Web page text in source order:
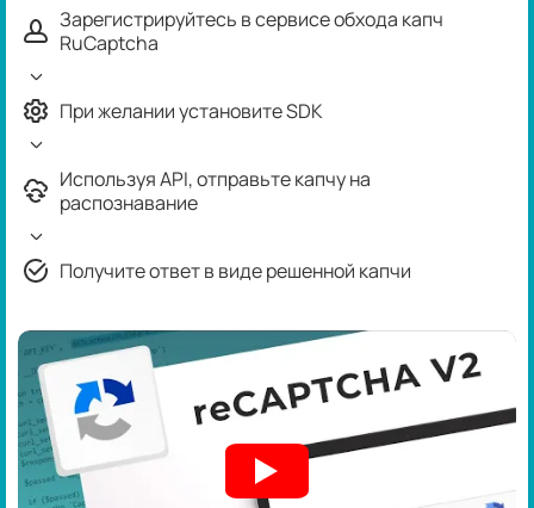
Зарегистрируйтесь в сервисе обхода капч
RuCaptcha
При желании установите SDK
Используя API, отправьте капчу на
распознавание
Получите ответ в виде решенной капчи